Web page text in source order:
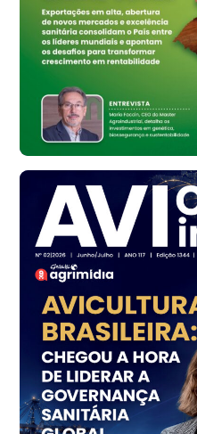
Bastos (SP)
R$ 134,40
cx
Ovo Vermelho - Regional
Bastos (SP)
R$ 147,87
cx
Frango - Indicador
R$ 7,13
kg
Frango - Indicador
R$ 7,15
Trigo Atacado - Regional
PR
R$ 1.414,20
t